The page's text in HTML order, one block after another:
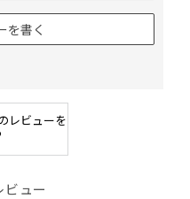
を書く
レビューを
ビュー